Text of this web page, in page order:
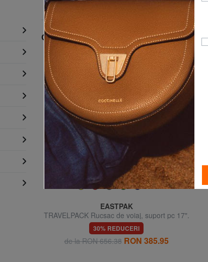
Cele mai vândute produse din această
EASTPAK
TRAVELPACK Rucsac de voiaj, suport pc 17".
30% REDUCERI
de la RON 656.38 RON 385.95